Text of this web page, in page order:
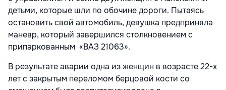
детьми, которые шли по обочине дороги. Пытаясь
остановить свой автомобиль, девушка предприняла
маневр, который завершился столкновением с
припаркованным «ВАЗ 21063».
В результате аварии одна из женщин в возрасте 22-х
лет с закрытым переломом берцовой кости со